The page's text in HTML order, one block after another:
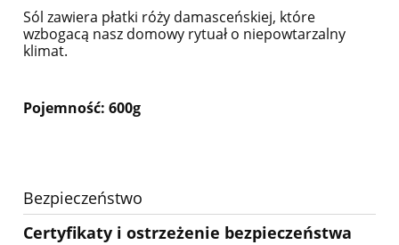
Sól zawiera płatki róży damasceńskiej, które
wzbogacą nasz domowy rytuał o niepowtarzalny
klimat.
Pojemność: 600g
Bezpieczeństwo
Certyfikaty i ostrzeżenie bezpieczeństwa